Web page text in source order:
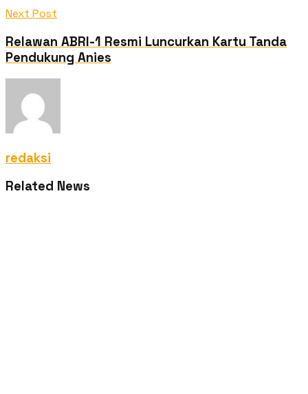
Next Post
Relawan ABRI-1 Resmi Luncurkan Kartu Tanda
Pendukung Anies
redaksi
Related News